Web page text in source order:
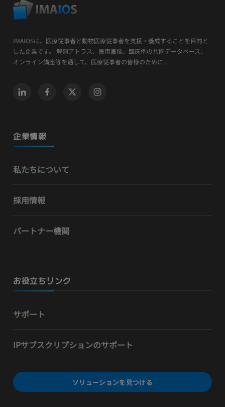
IMAIOSは、医療従事者と動物医療従事者を支援・養成することを目的と
した企業です。 解剖アトラス、医用画像、臨床例の共同データベース、
オンライン講座等を通して、医療従事者の皆様のために...
企業情報
私たちについて
採用情報
パートナー機関
お役立ちリンク
サポート
IPサブスクリプションのサポート
ソリューションを見つける